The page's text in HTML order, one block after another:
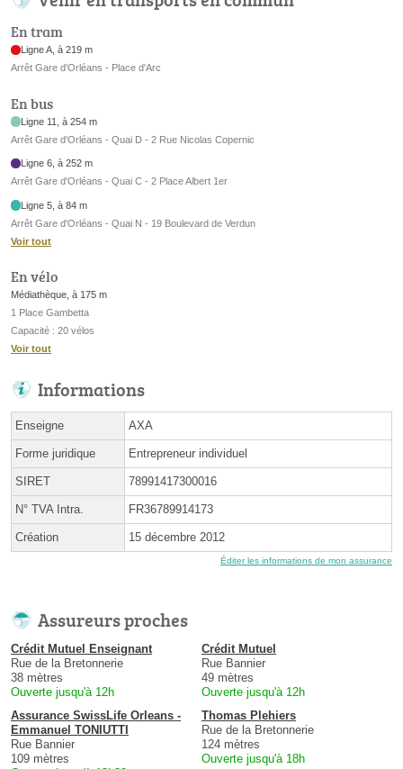
En tram
Ligne A, à 219 m
Arrêt Gare d'Orléans - Place d'Arc
En bus
Ligne 11, à 254 m
Arrêt Gare d'Orléans - Quai D - 2 Rue Nicolas Copernic
Ligne 6, à 252 m
Arrêt Gare d'Orléans - Quai C - 2 Place Albert 1er
Ligne 5, à 84 m
Arrêt Gare d'Orléans - Quai N - 19 Boulevard de Verdun
Voir tout
En vélo
Médiathèque, à 175 m
1 Place Gambetta
Capacité : 20 vélos
Voir tout
Informations
Enseigne AXA
Forme juridique Entrepreneur individuel
SIRET 78991417300016
N° TVA Intra. FR36789914173
Création 15 décembre 2012
Éditer les informations de mon assurance
Assureurs proches
Crédit Mutuel Enseignant
Rue de la Bretonnerie
38 mètres
Ouverte jusqu'à 12h
Crédit Mutuel
Rue Bannier
49 mètres
Ouverte jusqu'à 12h
Assurance SwissLife Orleans -
Emmanuel TONIUTTI
Rue Bannier
109 mètres
Thomas Plehiers
Rue de la Bretonnerie
124 mètres
Ouverte jusqu'à 18h